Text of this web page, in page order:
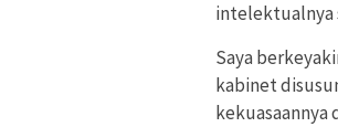
intelektualnya
Saya
kabinet
kekuasaannya